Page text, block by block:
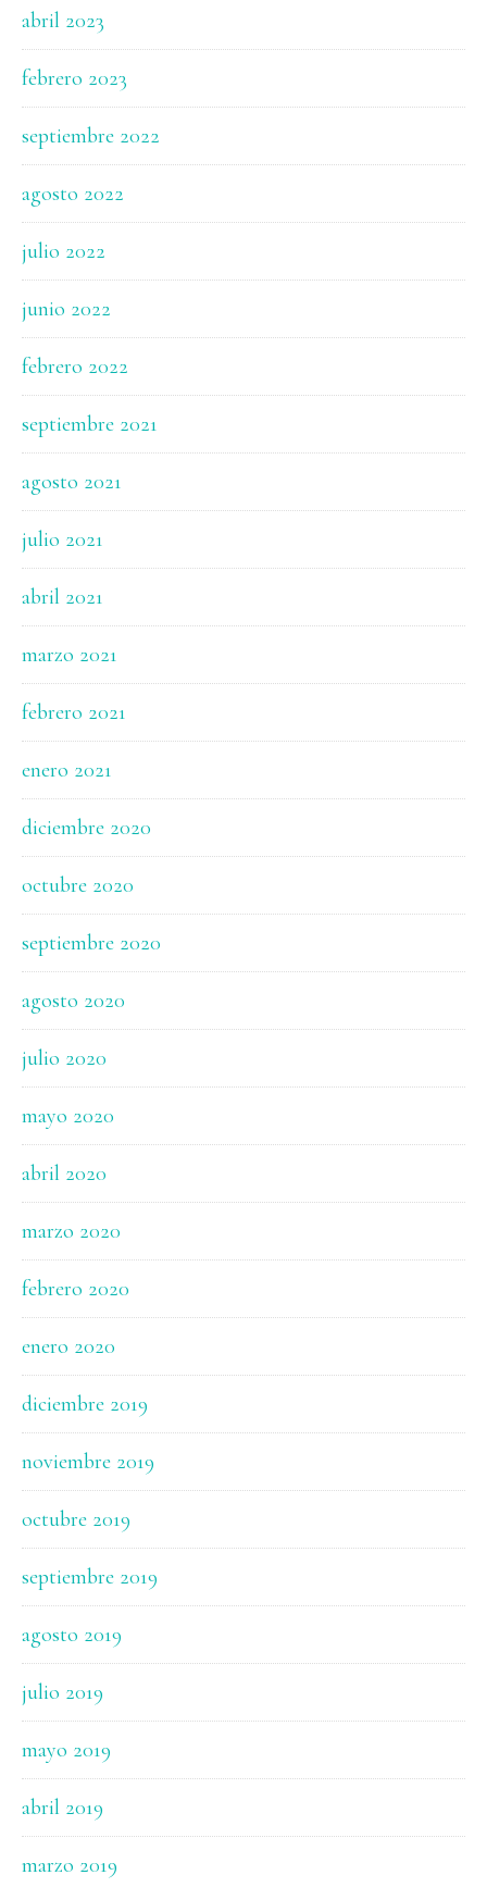
abril 2023
febrero 2023
septiembre 2022
agosto 2022
julio 2022
junio 2022
febrero 2022
septiembre 2021
agosto 2021
julio 2021
abril 2021
marzo 2021
febrero 2021
enero 2021
diciembre 2020
octubre 2020
septiembre 2020
agosto 2020
julio 2020
mayo 2020
abril 2020
marzo 2020
febrero 2020
enero 2020
diciembre 2019
noviembre 2019
octubre 2019
septiembre 2019
agosto 2019
julio 2019
mayo 2019
abril 2019
marzo 2019